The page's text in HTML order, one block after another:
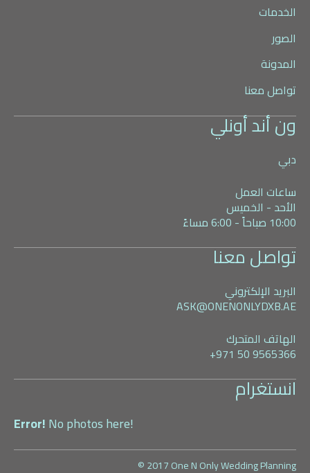
الخدمات
الصور
المدونة
تواصل معنا
ون أند أونلي
دبي
ساعات العمل
الأحد - الخميس
10:00 صباحاً - 6:00 مساءً
تواصل معنا
البريد الإلكتروني
ASK@ONENONLYDXB.AE
الهاتف المتحرك
+971 50 9565366
انستغرام
Error!No photos here!
© 2017 One N Only Wedding Planning